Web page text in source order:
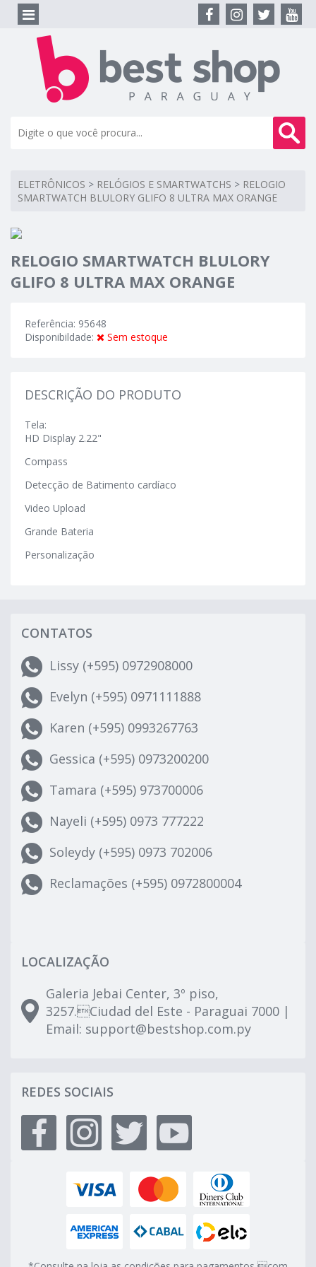
ELETRÔNICOS > RELÓGIOS E SMARTWATCHS > RELOGIO
SMARTWATCH BLULORY GLIFO 8 ULTRA MAX ORANGE
RELOGIO SMARTWATCH BLULORY
GLIFO 8 ULTRA MAX ORANGE
Referência: 95648
Disponibildade:
Sem estoque
DESCRIÇÃO DO PRODUTO
Tela:
HD Display 2.22"
Compass
Detecção de Batimento cardíaco
Video Upload
Grande Bateria
Personalização
CONTATOS
Lissy (+595) 0972908000
Evelyn (+595) 0971111888
Karen (+595) 0993267763
Gessica (+595) 0973200200
Tamara (+595) 973700006
Nayeli (+595) 0973 777222
Soleydy (+595) 0973 702006
Reclamações (+595) 0972800004
LOCALIZAÇÃO
Galeria Jebai Center, 3º piso,
3257.Ciudad del Este - Paraguai 7000 |
Email: support@bestshop.com.py
REDES SOCIAIS